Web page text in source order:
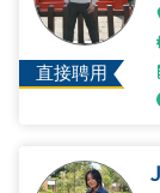
直接聘用